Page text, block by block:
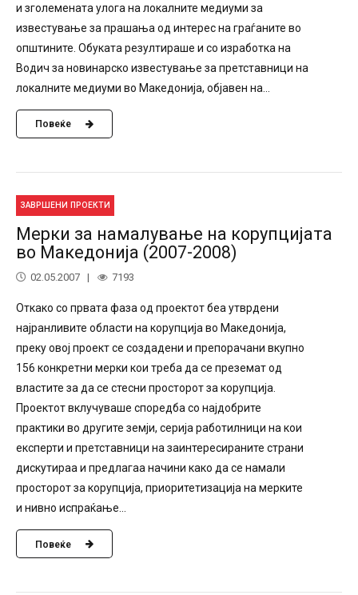
и зголемената улога на локалните медиуми за
известување за прашања од интерес на граѓаните во
општините. Обуката резултираше и со изработка на
Водич за новинарско известување за претставници на
локалните медиуми во Македонија, објавен на...
Повеќе
ЗАВРШЕНИ ПРОЕКТИ
Мерки за намалување на корупцијата
во Македонија (2007-2008)
02.05.2007 7193
Откако со првата фаза од проектот беа утврдени
најранливите области на корупција во Македонија,
преку овој проект се создадени и препорачани вкупно
156 конкретни мерки кои треба да се преземат од
властите за да се стесни просторот за корупција.
Проектот вклучуваше споредба со најдобрите
практики во другите земји, серија работилници на кои
експерти и претставници на заинтересираните страни
дискутираа и предлагаа начини како да се намали
просторот за корупција, приоритетизација на мерките
и нивно испраќање...
Повеќе